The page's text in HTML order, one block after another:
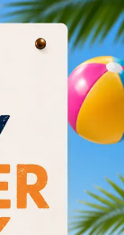
- 20%